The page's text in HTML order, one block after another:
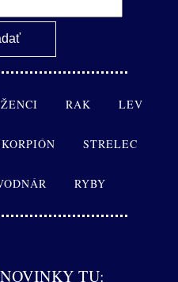
RAK LEV
STRELEC
RYBY
TU: